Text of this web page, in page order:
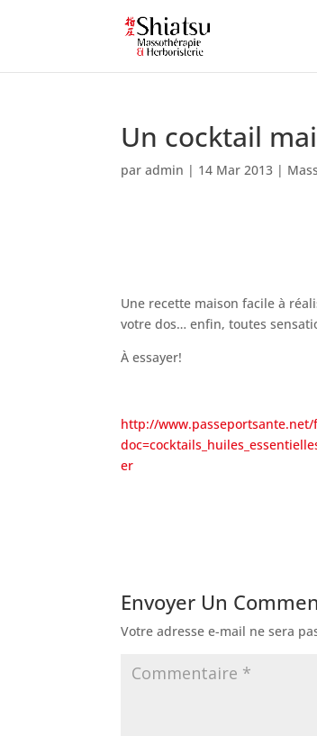
Un cocktail
paradmin | 14 Mar 2013 |
Une recette maison facile à
votre dos… enfin, toutes
À essayer!
http://www.passeportsante.net/
er
Envoyer Un
Votre adresse e-mail ne sera